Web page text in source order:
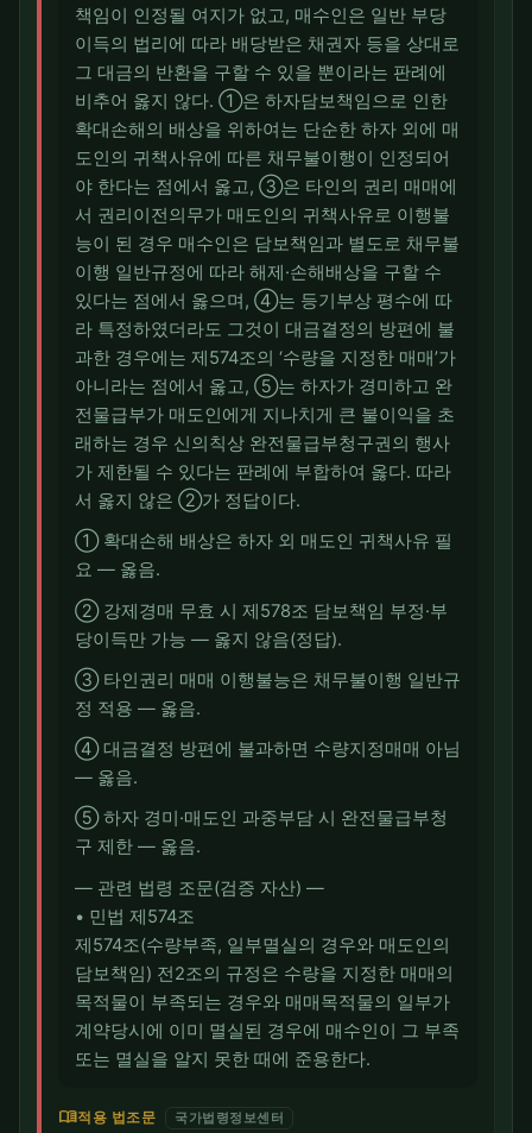
책임이 인정될 여지가 없고, 매수인은 일반 부당
이득의 법리에 따라 배당받은 채권자 등을 상대로
그 대금의 반환을 구할 수 있을 뿐이라는 판례에
비추어 옳지 않다. ①은 하자담보책임으로 인한
확대손해의 배상을 위하여는 단순한 하자 외에 매
도인의 귀책사유에 따른 채무불이행이 인정되어
야 한다는 점에서 옳고, ③은 타인의 권리 매매에
서 권리이전의무가 매도인의 귀책사유로 이행불
능이 된 경우 매수인은 담보책임과 별도로 채무불
이행 일반규정에 따라 해제·손해배상을 구할 수
있다는 점에서 옳으며, ④는 등기부상 평수에 따
라 특정하였더라도 그것이 대금결정의 방편에 불
과한 경우에는 제574조의 ‘수량을 지정한 매매’가
아니라는 점에서 옳고, ⑤는 하자가 경미하고 완
전물급부가 매도인에게 지나치게 큰 불이익을 초
래하는 경우 신의칙상 완전물급부청구권의 행사
가 제한될 수 있다는 판례에 부합하여 옳다. 따라
서 옳지 않은 ②가 정답이다.
① 확대손해 배상은 하자 외 매도인 귀책사유 필
요 — 옳음.
② 강제경매 무효 시 제578조 담보책임 부정·부
당이득만 가능 — 옳지 않음(정답).
③ 타인권리 매매 이행불능은 채무불이행 일반규
정 적용 — 옳음.
④ 대금결정 방편에 불과하면 수량지정매매 아님
— 옳음.
⑤ 하자 경미·매도인 과중부담 시 완전물급부청
구 제한 — 옳음.
― 관련 법령 조문(검증 자산) ―
• 민법 제574조
제574조(수량부족, 일부멸실의 경우와 매도인의
담보책임) 전2조의 규정은 수량을 지정한 매매의
목적물이 부족되는 경우와 매매목적물의 일부가
계약당시에 이미 멸실된 경우에 매수인이 그 부족
또는 멸실을 알지 못한 때에 준용한다.
menu_book적용 법조문 국가법령정보센터